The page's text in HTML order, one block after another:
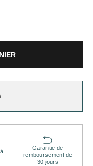
Garantie de
remboursement de
30 jours